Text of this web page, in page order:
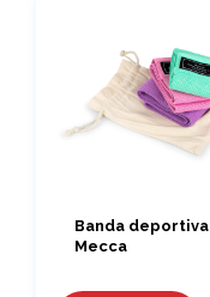
Banda deportiva
Mecca